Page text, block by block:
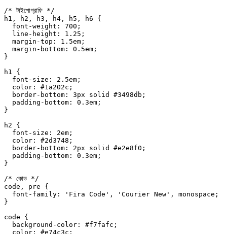
/* টাইপোগ্রাফি */
h1 , h2 , h3 , h4 , h5 , h6 {
  font-weight
: 700 ;
  line-height
: 1.25 ;
  margin-top
: 1.5em ;
  margin-bottom
: 0.5em ;
}
h1 {
  font-size
: 2.5em ;
  color
: #1a202c ;
  border-bottom
: 3px solid #3498db ;
  padding-bottom
: 0.3em ;
}
h2 {
  font-size
: 2em ;
  color
: #2d3748 ;
  border-bottom
: 2px solid #e2e8f0 ;
  padding-bottom
: 0.3em ;
}
/* কোড */
code , pre {
  font-family
: 'Fira Code' , 'Courier New' , monospace ;
}
code {
  background-color
: #f7fafc ;
  color
: #e74c3c ;